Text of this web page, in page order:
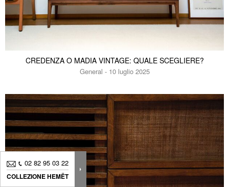
02 82 95 03 22
COLLEZIONE HEMËT
CREDENZA O MADIA VINTAGE: QUALE SCEGLIERE?
General - 10 luglio 2025
02 82 95 03 22
COLLEZIONE HEMËT